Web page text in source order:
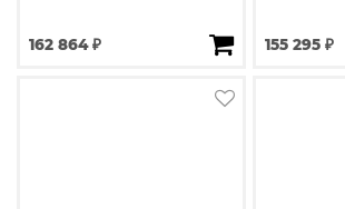
162 864 ₽ 155 295 ₽